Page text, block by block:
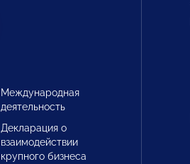
Международная
деятельность
Декларация о
взаимодействии
крупного бизнеса